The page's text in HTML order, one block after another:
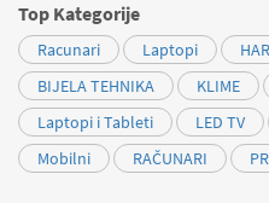
Top Kategorije
Racunari Laptopi
BIJELA TEHNIKA
KLIME
Laptopi i Tableti
LED TV
Mobilni
RAČUNARI